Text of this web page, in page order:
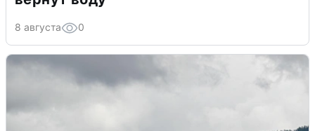
8 августа 0